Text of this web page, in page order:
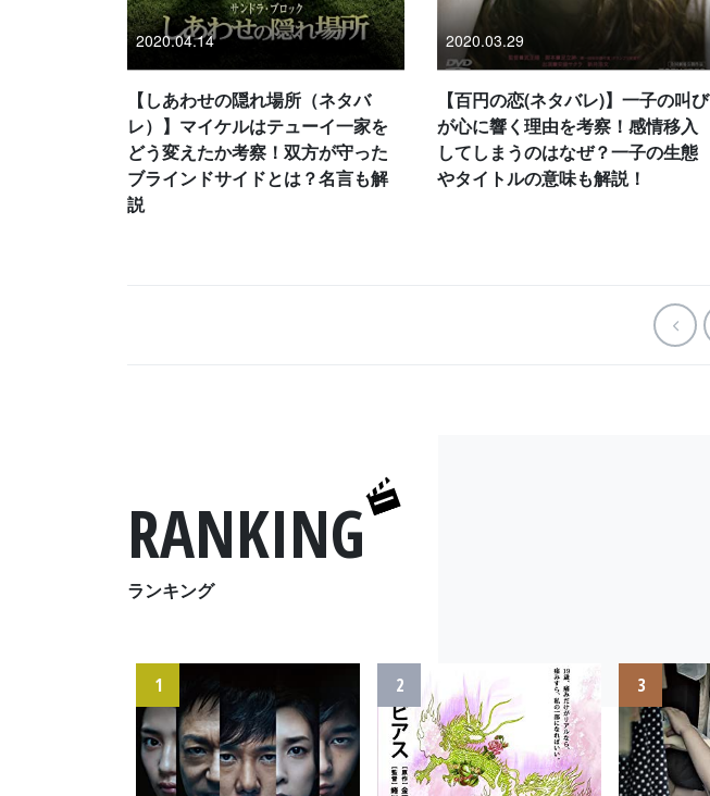
2020.04.14
【しあわせの隠れ場所（ネタバ
レ）】マイケルはテューイ一家を
どう変えたか考察！双方が守った
ブラインドサイドとは？名言も解
説
2020.03.29
【百円の恋(ネタバレ)】一子の叫び
が心に響く理由を考察！感情移入
してしまうのはなぜ？一子の生態
やタイトルの意味も解説！
RANKING
ランキング
1 2 3